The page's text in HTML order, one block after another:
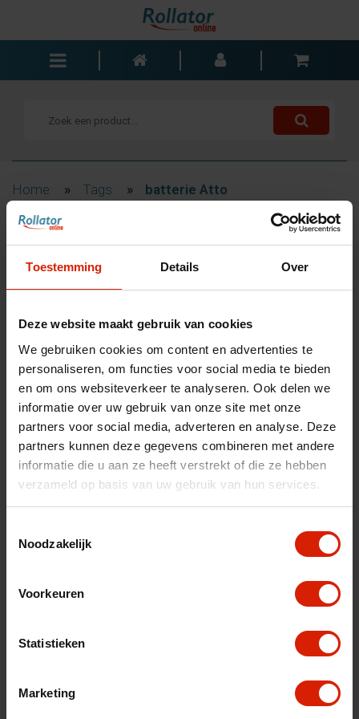
Toestemming Details Over
Deze website maakt gebruik van cookies
We gebruiken cookies om content en advertenties te
personaliseren, om functies voor social media te bieden
en om ons websiteverkeer te analyseren. Ook delen we
informatie over uw gebruik van onze site met onze
partners voor social media, adverteren en analyse. Deze
partners kunnen deze gegevens combineren met andere
informatie die u aan ze heeft verstrekt of die ze hebben
verzameld op basis van uw gebruik van hun services.
Noodzakelijk
Voorkeuren
Statistieken
Marketing
Rolstoelen
Trolleys
Bad- en slaapkamer
Accessoires
Wisselstukken
Blogs
Contact
nl
fr es
Home » Tags » batterie Atto
Filteren
Producten getagd met
batterie Atto
Sorteer op: